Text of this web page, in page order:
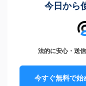
今日から
法的に安心・送
今すぐ無料で始